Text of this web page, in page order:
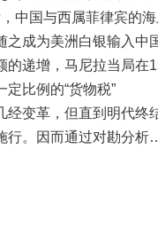
中国与西属菲律宾的
之成为美洲白银输入中
的递增，马尼拉当局在
比例的“货物税”
经变革，但直到明代终
行。因而通过对勘分析